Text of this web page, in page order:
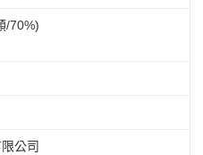
/70%)
公司